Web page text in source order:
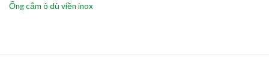
Ống cắm ô dù viền inox